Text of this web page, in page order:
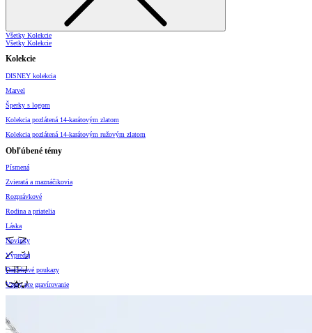
Všetky Kolekcie
Všetky Kolekcie
Kolekcie
DISNEY kolekcia
Marvel
Šperky s logom
Kolekcia pozlátená 14-karátovým zlatom
Kolekcia pozlátená 14-karátovým ružovým zlatom
Obľúbené témy
Písmená
Zvieratá a maznáčikovia
Rozprávkové
Rodina a priatelia
Láska
Novinky
Výpredaj
Darčekové poukazy
Vzory pre gravírovanie